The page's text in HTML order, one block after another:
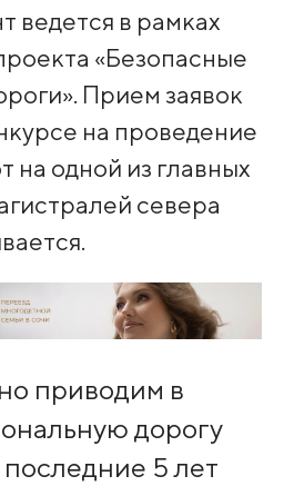
ведется в рамках
«Безопасные
Прием заявок
на проведение
на одной из главных
севера
приводим в
дорогу
5 лет